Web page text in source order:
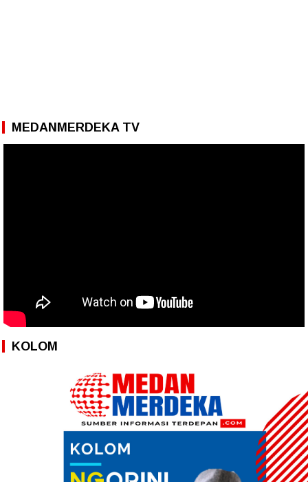
MEDANMERDEKA TV
KOLOM